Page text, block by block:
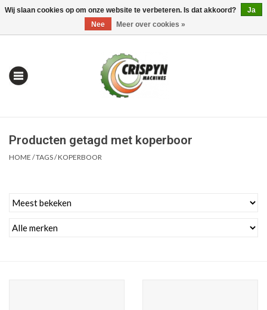
0 Artikelen - €0,00 Mijn account / Registreren
| Alles om te Meten |
Producten getagd met koperboor
HOME /TAGS/KOPERBOOR
Wij slaan cookies op om onze website te verbeteren. Is dat akkoord?
Ja
Nee
Meer over cookies »